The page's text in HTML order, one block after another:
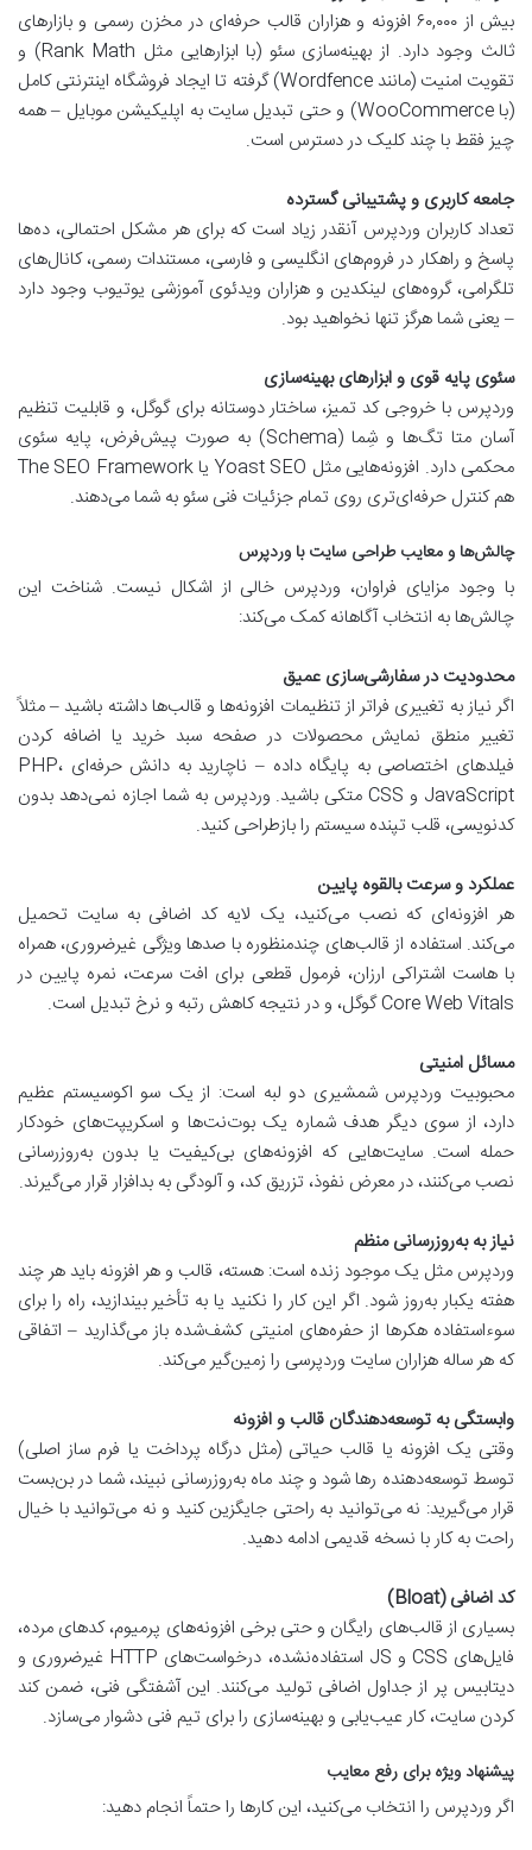
بیش از ۶۰,۰۰۰ افزونه و هزاران قالب حرفه‌ای در مخزن رسمی و بازارهای
ثالث وجود دارد. از بهینه‌سازی سئو (با ابزارهایی مثل Rank Math) و
تقویت امنیت (مانند Wordfence) گرفته تا ایجاد فروشگاه اینترنتی کامل
(با WooCommerce) و حتی تبدیل سایت به اپلیکیشن موبایل – همه
چیز فقط با چند کلیک در دسترس است.
جامعه کاربری و پشتیبانی گسترده
تعداد کاربران وردپرس آنقدر زیاد است که برای هر مشکل احتمالی، ده‌ها
پاسخ و راهکار در فروم‌های انگلیسی و فارسی، مستندات رسمی، کانال‌های
تلگرامی، گروه‌های لینکدین و هزاران ویدئوی آموزشی یوتیوب وجود دارد
– یعنی شما هرگز تنها نخواهید بود.
سئوی پایه قوی و ابزارهای بهینه‌سازی
وردپرس با خروجی کد تمیز، ساختار دوستانه برای گوگل، و قابلیت تنظیم
آسان متا تگ‌ها و شِما (Schema) به صورت پیش‌فرض، پایه سئوی
محکمی دارد. افزونه‌هایی مثل Yoast SEO یا The SEO Framework
هم کنترل حرفه‌ای‌تری روی تمام جزئیات فنی سئو به شما می‌دهند.
چالش‌ها و معایب طراحی سایت با وردپرس
با وجود مزایای فراوان، وردپرس خالی از اشکال نیست. شناخت این
چالش‌ها به انتخاب آگاهانه کمک می‌کند:
محدودیت در سفارشی‌سازی عمیق
اگر نیاز به تغییری فراتر از تنظیمات افزونه‌ها و قالب‌ها داشته باشید – مثلاً
تغییر منطق نمایش محصولات در صفحه سبد خرید یا اضافه کردن
فیلدهای اختصاصی به پایگاه داده – ناچارید به دانش حرفه‌ای PHP،
JavaScript و CSS متکی باشید. وردپرس به شما اجازه نمی‌دهد بدون
کدنویسی، قلب تپنده سیستم را بازطراحی کنید.
عملکرد و سرعت بالقوه پایین
هر افزونه‌ای که نصب می‌کنید، یک لایه کد اضافی به سایت تحمیل
می‌کند. استفاده از قالب‌های چندمنظوره با صدها ویژگی غیرضروری، همراه
با هاست اشتراکی ارزان، فرمول قطعی برای افت سرعت، نمره پایین در
Core Web Vitals گوگل، و در نتیجه کاهش رتبه و نرخ تبدیل است.
مسائل امنیتی
محبوبیت وردپرس شمشیری دو لبه است: از یک سو اکوسیستم عظیم
دارد، از سوی دیگر هدف شماره یک بوت‌نت‌ها و اسکریپت‌های خودکار
حمله است. سایت‌هایی که افزونه‌های بی‌کیفیت یا بدون به‌روزرسانی
نصب می‌کنند، در معرض نفوذ، تزریق کد، و آلودگی به بدافزار قرار می‌گیرند.
نیاز به به‌روزرسانی منظم
وردپرس مثل یک موجود زنده است: هسته، قالب و هر افزونه باید هر چند
هفته یکبار به‌روز شود. اگر این کار را نکنید یا به تأخیر بیندازید، راه را برای
سوءاستفاده هکرها از حفره‌های امنیتی کشف‌شده باز می‌گذارید – اتفاقی
که هر ساله هزاران سایت وردپرسی را زمین‌گیر می‌کند.
وابستگی به توسعه‌دهندگان قالب و افزونه
وقتی یک افزونه یا قالب حیاتی (مثل درگاه پرداخت یا فرم ساز اصلی)
توسط توسعه‌دهنده رها شود و چند ماه به‌روزرسانی نبیند، شما در بن‌بست
قرار می‌گیرید: نه می‌توانید به راحتی جایگزین کنید و نه می‌توانید با خیال
راحت به کار با نسخه قدیمی ادامه دهید.
کد اضافی (Bloat)
بسیاری از قالب‌های رایگان و حتی برخی افزونه‌های پرمیوم، کدهای مرده،
فایل‌های CSS و JS استفاده‌نشده، درخواست‌های HTTP غیرضروری و
دیتابیس پر از جداول اضافی تولید می‌کنند. این آشفتگی فنی، ضمن کند
کردن سایت، کار عیب‌یابی و بهینه‌سازی را برای تیم فنی دشوار می‌سازد.
پیشنهاد ویژه برای رفع معایب
اگر وردپرس را انتخاب می‌کنید، این کارها را حتماً انجام دهید: